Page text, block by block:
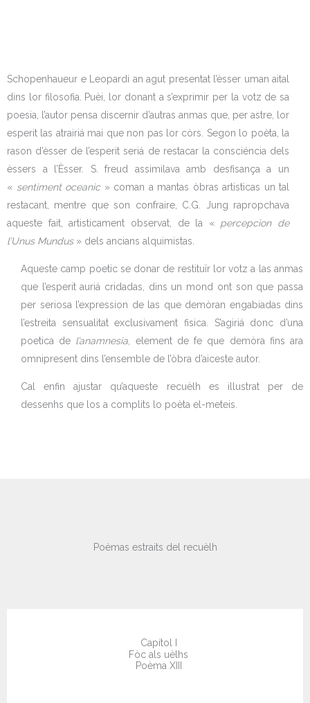
Schopenhaueur e Leopardi an agut presentat l’èsser uman aital
dins lor filosofia. Puèi, lor donant a s’exprimir per la votz de sa
poesia, l’autor pensa discernir d’autras anmas que, per astre, lor
esperit las atrairiá mai que non pas lor còrs. Segon lo poèta, la
rason d’èsser de l’esperit seriá de restacar la consciéncia dels
èssers a l’Èsser. S. freud assimilava amb desfisança a un
« sentiment oceanic» coman a mantas òbras artisticas un tal
restacant, mentre que son confraire, C.G. Jung rapropchava
aqueste fait, artisticament observat, de la « percepcion de
l’Unus Mundus» dels ancians alquimistas.
Aqueste camp poetic se donar de restituïr lor votz a las anmas
que l’esperit auriá cridadas, dins un mond ont son que passa
per seriosa l’expression de las que demòran engabiadas dins
l’estreita sensualitat exclusivament fisica. S’agiriá donc d’una
poetica de l’anamnesia , element de fe que demòra fins ara
omnipresent dins l’ensemble de l’òbra d’aiceste autor.
Cal enfin ajustar qu’aqueste recuèlh es illustrat per de
dessenhs que los a complits lo poèta el-meteis.
Poèmas estraits del recuèlh
Capítol I
Fòc als uèlhs
Poèma XIII